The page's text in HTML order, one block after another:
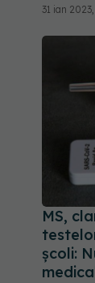
31 ian 2023,
MS,
școli: